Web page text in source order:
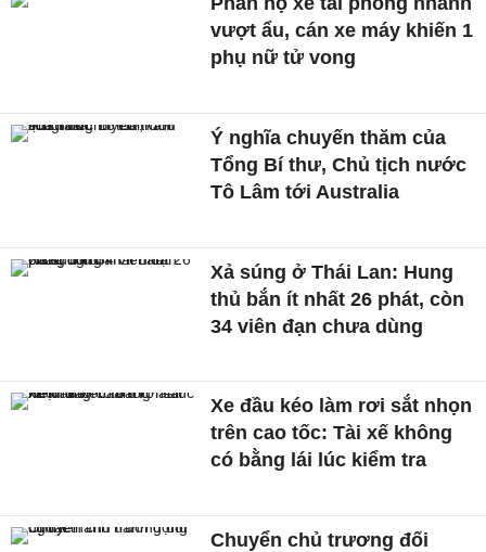
vượt ẩu, cán xe máy khiến 1
phụ nữ tử vong
Ý nghĩa chuyến thăm của
Tổng Bí thư, Chủ tịch nước
Tô Lâm tới Australia
Xả súng ở Thái Lan: Hung
thủ bắn ít nhất 26 phát, còn
34 viên đạn chưa dùng
Xe đầu kéo làm rơi sắt nhọn
trên cao tốc: Tài xế không
có bằng lái lúc kiểm tra
Chuyển chủ trương đối